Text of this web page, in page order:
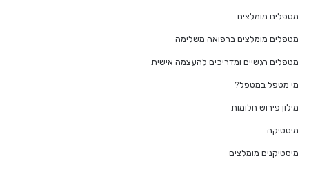
מטפלים מומלצים
מטפלים מומלצים ברפואה משלימה
מטפלים רגשיים ומדריכים להעצמה אישית
מי מטפל במטפל?
מילון פירוש חלומות
מיסטיקה
מיסטיקנים מומלצים